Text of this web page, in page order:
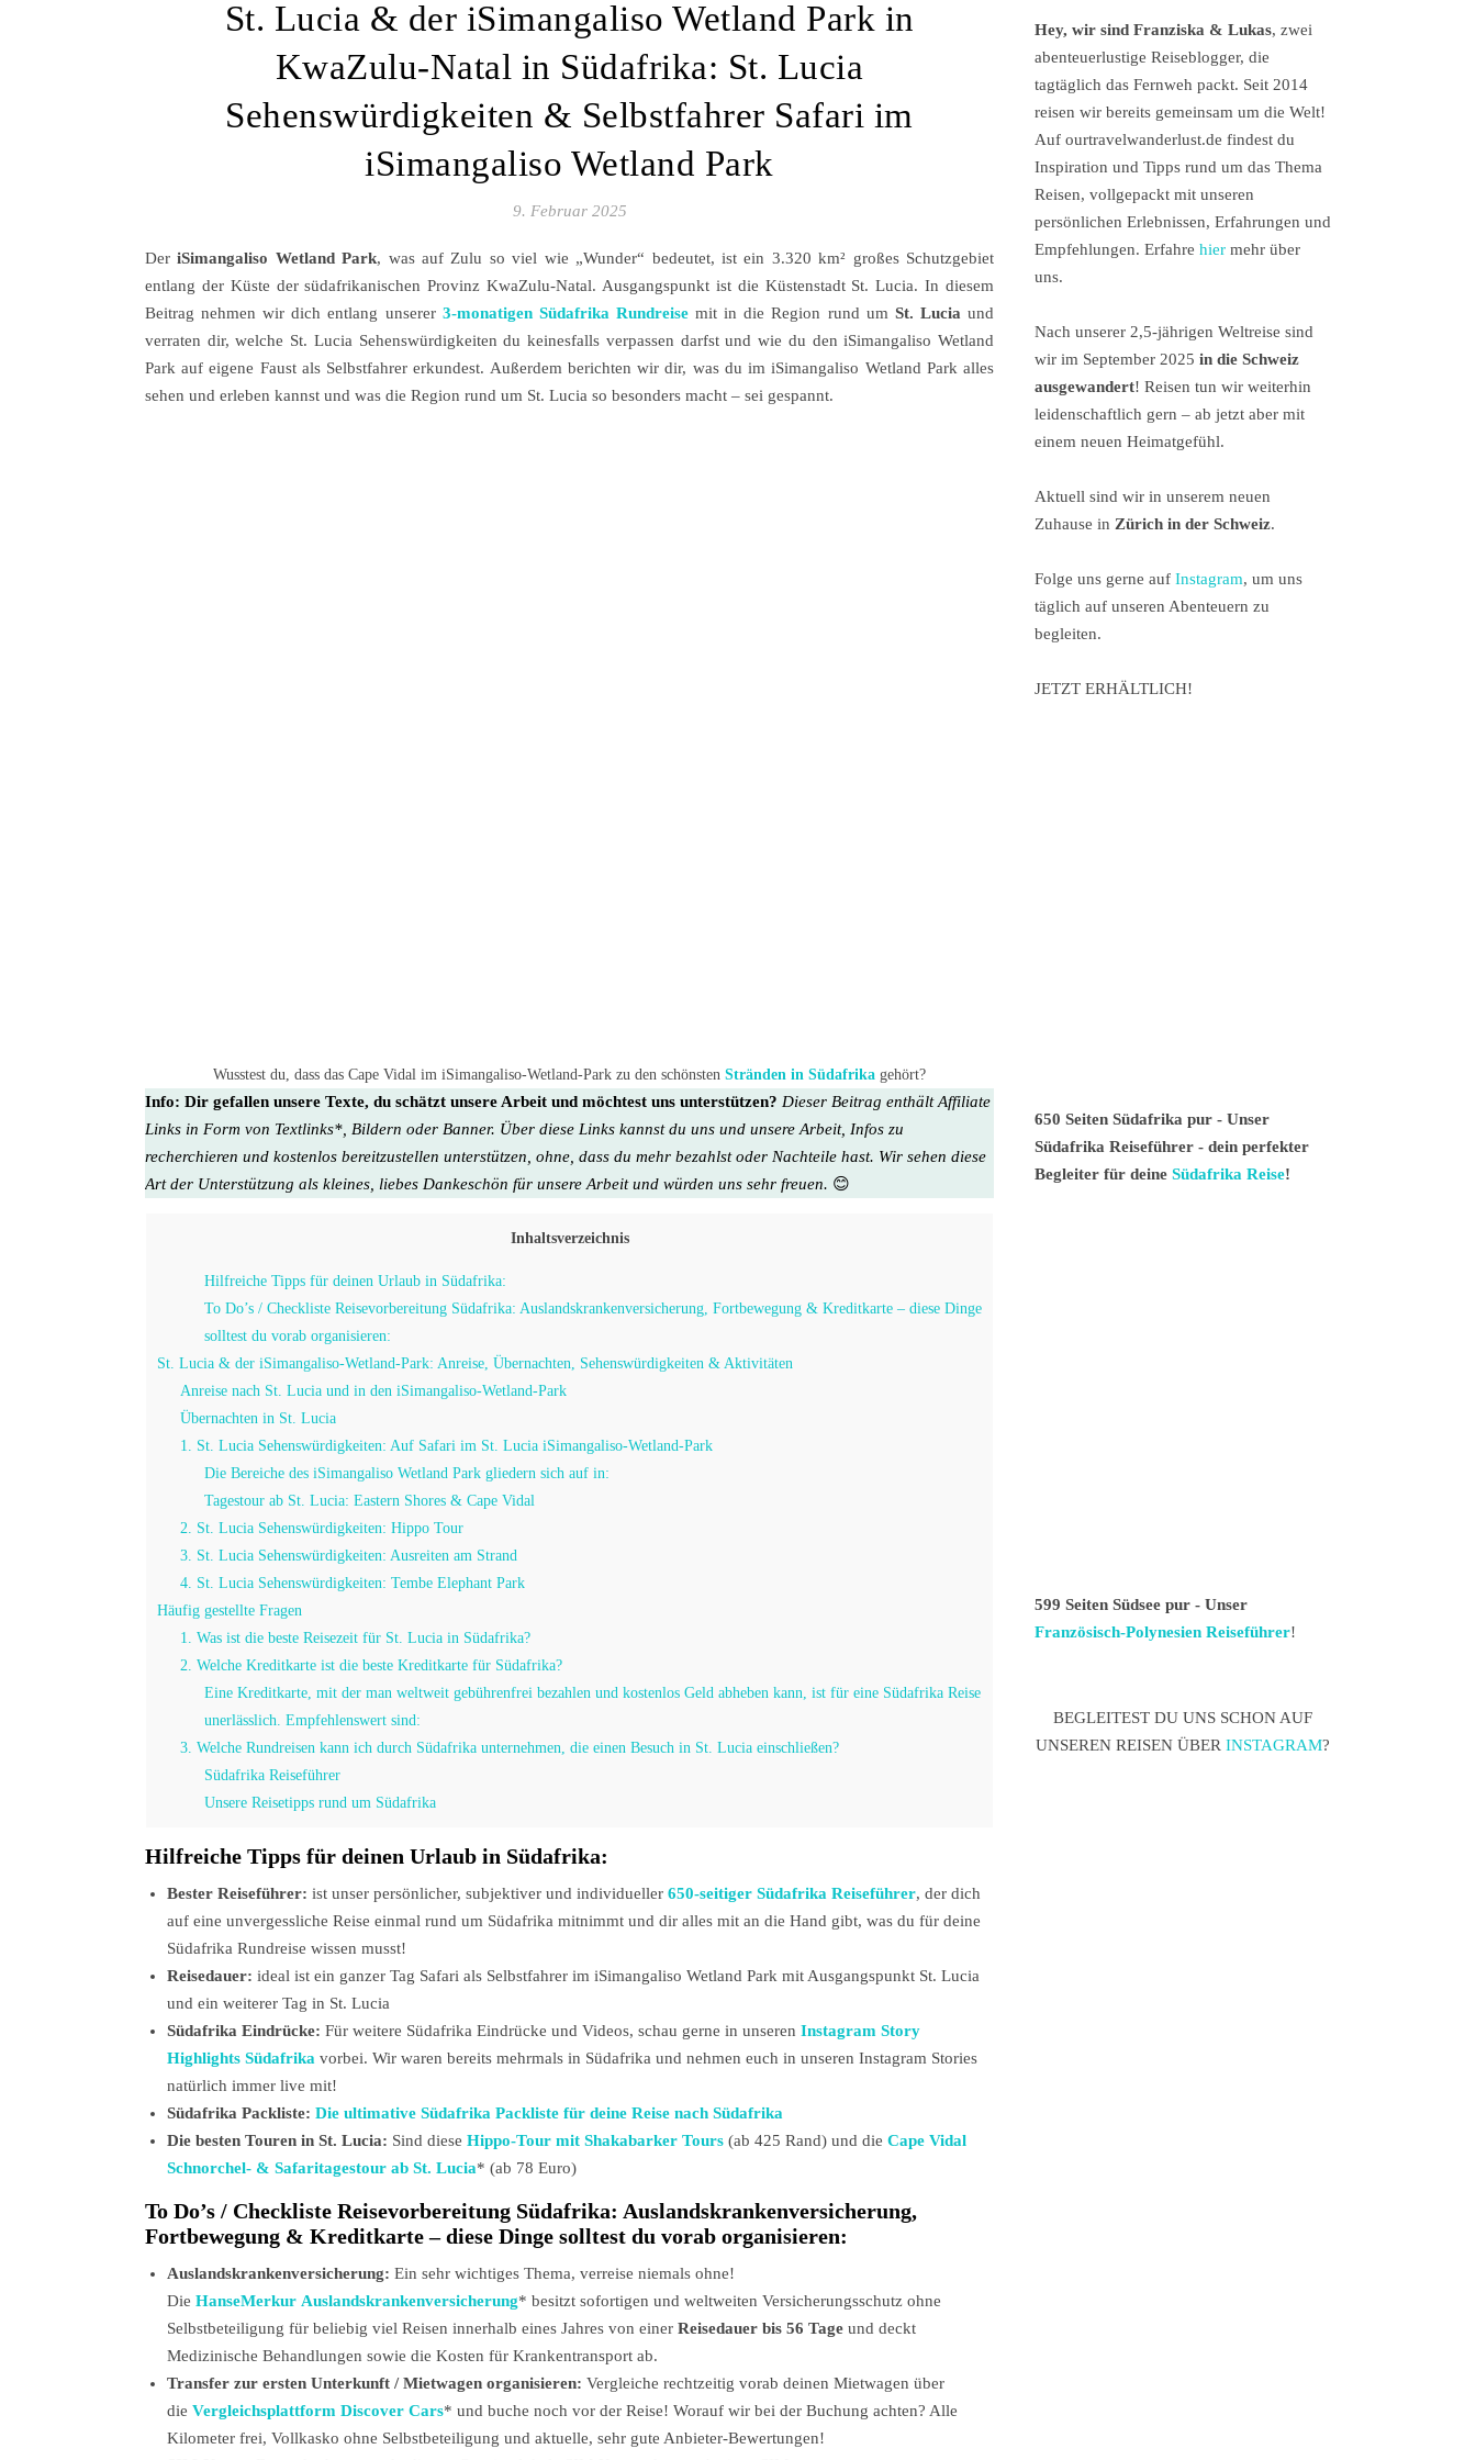
St. Lucia & der iSimangaliso Wetland Park in
KwaZulu-Natal in Südafrika: St. Lucia
Sehenswürdigkeiten & Selbstfahrer Safari im
iSimangaliso Wetland Park
9. Februar 2025
DeriSimangaliso Wetland Park, was auf Zulu so viel wie „Wunder“ bedeutet, ist ein 3.320 km² großes Schutzgebiet
entlang der Küste der südafrikanischen Provinz KwaZulu-Natal. Ausgangspunkt ist die Küstenstadt St. Lucia. In diesem
Beitrag nehmen wir dich entlang unserer 3-monatigen Südafrika Rundreisemit in die Region rund um St. Lucia und
verraten dir, welche St. Lucia Sehenswürdigkeiten du keinesfalls verpassen darfst und wie du den iSimangaliso Wetland
Park auf eigene Faust als Selbstfahrer erkundest. Außerdem berichten wir dir, was du im iSimangaliso Wetland Park alles
sehen und erleben kannst und was die Region rund um St. Lucia so besonders macht – sei gespannt.
Wusstest du, dass das Cape Vidal im iSimangaliso-Wetland-Park zu den schönsten Stränden in Südafrika gehört?
Info: Dir gefallen unsere Texte, du schätzt unsere Arbeit und möchtest uns unterstützen? Dieser Beitrag enthält Affiliate
Links in Form von Textlinks*, Bildern oder Banner. Über diese Links kannst du uns und unsere Arbeit, Infos zu
recherchieren und kostenlos bereitzustellen unterstützen, ohne, dass du mehr bezahlst oder Nachteile hast. Wir sehen diese
Art der Unterstützung als kleines, liebes Dankeschön für unsere Arbeitund würden uns sehr freuen. 😊
Inhaltsverzeichnis
Hilfreiche Tipps für deinen Urlaub in Südafrika:
To Do’s / Checkliste Reisevorbereitung Südafrika: Auslandskrankenversicherung, Fortbewegung & Kreditkarte – diese Dinge
solltest du vorab organisieren:
St. Lucia & der iSimangaliso-Wetland-Park: Anreise, Übernachten, Sehenswürdigkeiten & Aktivitäten
Anreise nach St. Lucia und in den iSimangaliso-Wetland-Park
Übernachten in St. Lucia
1. St. Lucia Sehenswürdigkeiten: Auf Safari im St. Lucia iSimangaliso-Wetland-Park
Die Bereiche des iSimangaliso Wetland Park gliedern sich auf in:
Tagestour ab St. Lucia: Eastern Shores & Cape Vidal
2. St. Lucia Sehenswürdigkeiten: Hippo Tour
3. St. Lucia Sehenswürdigkeiten: Ausreiten am Strand
4. St. Lucia Sehenswürdigkeiten: Tembe Elephant Park
Häufig gestellte Fragen
1. Was ist die beste Reisezeit für St. Lucia in Südafrika?
2. Welche Kreditkarte ist die beste Kreditkarte für Südafrika?
Eine Kreditkarte, mit der man weltweit gebührenfrei bezahlen und kostenlos Geld abheben kann, ist für eine Südafrika Reise
unerlässlich. Empfehlenswert sind:
3. Welche Rundreisen kann ich durch Südafrika unternehmen, die einen Besuch in St. Lucia einschließen?
Südafrika Reiseführer
Unsere Reisetipps rund um Südafrika
Hilfreiche Tipps für deinen Urlaub in Südafrika:
Bester Reiseführer: ist unser persönlicher, subjektiver und individueller 650-seitiger Südafrika Reiseführer, der dich
auf eine unvergessliche Reise einmal rund um Südafrika mitnimmt und dir alles mit an die Hand gibt, was du für deine
Südafrika Rundreise wissen musst!
Reisedauer: ideal ist ein ganzer Tag Safari als Selbstfahrer im iSimangaliso Wetland Park mit Ausgangspunkt St. Lucia
und ein weiterer Tag in St. Lucia
Südafrika Eindrücke: Für weitere Südafrika Eindrücke und Videos, schau gerne in unseren Instagram Story
Highlights Südafrika vorbei. Wir waren bereits mehrmals in Südafrika und nehmen euch in unseren Instagram Stories
natürlich immer live mit!
Südafrika Packliste: Die ultimative Südafrika Packliste für deine Reise nach Südafrika
Die besten Touren in St. Lucia: Sind diese Hippo-Tour mit Shakabarker Tours (ab 425 Rand) und die Cape Vidal
Schnorchel- & Safaritagestour ab St. Lucia* (ab 78 Euro)
To Do’s / Checkliste Reisevorbereitung Südafrika: Auslandskrankenversicherung,
Fortbewegung & Kreditkarte – diese Dinge solltest du vorab organisieren:
Auslandskrankenversicherung: Ein sehr wichtiges Thema, verreise niemals ohne!
Die HanseMerkur Auslandskrankenversicherung* besitzt sofortigen und weltweiten Versicherungsschutz ohne
Selbstbeteiligung für beliebig viel Reisen innerhalb eines Jahres von einer Reisedauer bis 56 Tage und deckt
Medizinische Behandlungen sowie die Kosten für Krankentransport ab.
Transfer zur ersten Unterkunft / Mietwagen organisieren: Vergleiche rechtzeitig vorab deinen Mietwagen über
die Vergleichsplattform Discover Cars* und buche noch vor der Reise! Worauf wir bei der Buchung achten? Alle
Kilometer frei, Vollkasko ohne Selbstbeteiligung und aktuelle, sehr gute Anbieter-Bewertungen!
Hey, wir sind Franziska & Lukas, zwei
abenteuerlustige Reiseblogger, die
tagtäglich das Fernweh packt. Seit 2014
reisen wir bereits gemeinsam um die Welt!
Auf ourtravelwanderlust.de findest du
Inspiration und Tipps rund um das Thema
Reisen, vollgepackt mit unseren
persönlichen Erlebnissen, Erfahrungen und
Empfehlungen. Erfahre hier mehr über
uns.
Nach unserer 2,5-jährigen Weltreise sind
wir im September 2025 in die Schweiz
ausgewandert! Reisen tun wir weiterhin
leidenschaftlich gern – ab jetzt aber mit
einem neuen Heimatgefühl.
Aktuell sind wir in unserem neuen
Zuhause in Zürich in der Schweiz.
Folge uns gerne auf Instagram, um uns
täglich auf unseren Abenteuern zu
begleiten.
JETZT ERHÄLTLICH!
650 Seiten Südafrika pur - Unser
Südafrika Reiseführer - dein perfekter
Begleiter für deine Südafrika Reise!
599 Seiten Südsee pur - Unser
Französisch-Polynesien Reiseführer!
BEGLEITEST DU UNS SCHON AUF
UNSEREN REISEN ÜBER INSTAGRAM?